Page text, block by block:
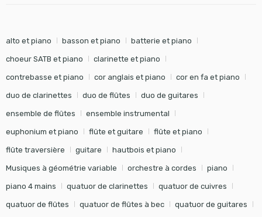
alto et piano basson et piano batterie et piano
choeur SATB et piano clarinette et piano
contrebasse et piano cor anglais et piano cor en fa et piano
duo de clarinettes duo de flûtes duo de guitares
ensemble de flûtes ensemble instrumental
euphonium et piano flûte et guitare flûte et piano
flûte traversière guitare hautbois et piano
Musiques à géométrie variable orchestre à cordes piano
piano 4 mains quatuor de clarinettes quatuor de cuivres
quatuor de flûtes quatuor de flûtes à bec quatuor de guitares